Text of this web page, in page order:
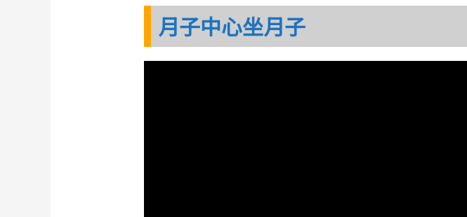
月子中心坐月子